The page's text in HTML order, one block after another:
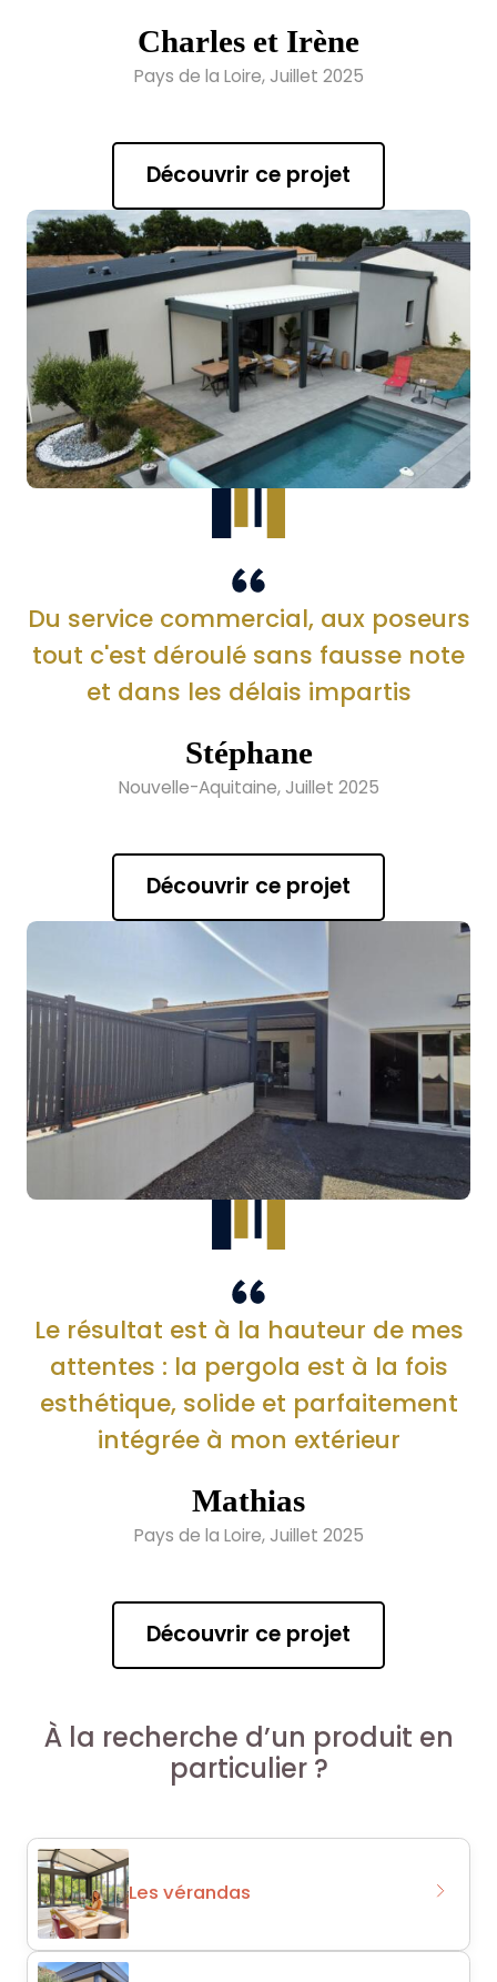
Charles et Irène
Pays de la Loire, Juillet 2025
Découvrir ce projet
Du service commercial, aux poseurs
tout c'est déroulé sans fausse note
et dans les délais impartis
Stéphane
Nouvelle-Aquitaine, Juillet 2025
Découvrir ce projet
Le résultat est à la hauteur de mes
attentes : la pergola est à la fois
esthétique, solide et parfaitement
intégrée à mon extérieur
Mathias
Pays de la Loire, Juillet 2025
Découvrir ce projet
À la recherche d’un produit en
particulier ?
Les vérandas